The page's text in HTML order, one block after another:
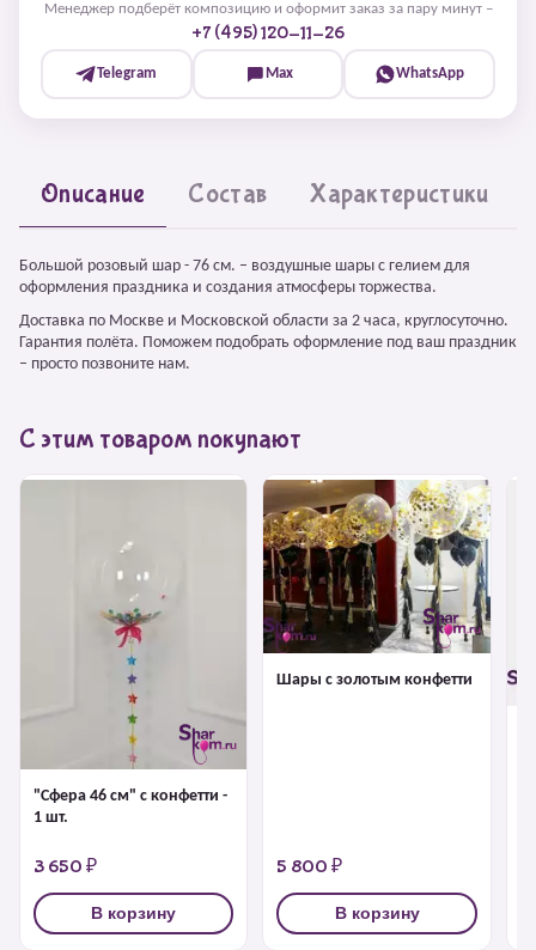
Менеджер подберёт композицию и оформит заказ за пару минут –
+7 (495) 120-11-26
Telegram Max WhatsApp
Описание Состав Характеристики
Большой розовый шар - 76 см. – воздушные шары с гелием для
оформления праздника и создания атмосферы торжества.
Доставка по Москве и Московской области за 2 часа, круглосуточно.
Гарантия полёта. Поможем подобрать оформление под ваш праздник
– просто позвоните нам.
С этим товаром покупают
"Сфера 46 см" с конфетти -
1 шт.
3 650 ₽
В корзину
Шары с золотым конфетти
5 800 ₽
В корзину